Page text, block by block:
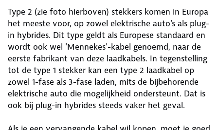
Type 2 (zie foto hierboven) stekkers komen in Europa
het meeste voor, op zowel elektrische auto's als plug-
in hybrides. Dit type geldt als Europese standaard en
wordt ook wel 'Mennekes'-kabel genoemd, naar de
eerste fabrikant van deze laadkabels. In tegenstelling
tot de type 1 stekker kan een type 2 laadkabel op
zowel 1-fase als 3-fase laden, mits de bijbehorende
elektrische auto die mogelijkheid ondersteunt. Dat is
ook bij plug-in hybrides steeds vaker het geval.